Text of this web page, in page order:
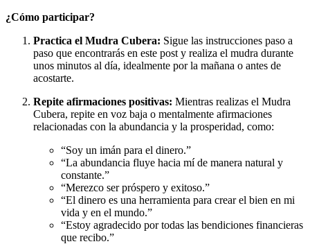
¿Cómo participar?
Practica el Mudra Cubera: Sigue las instrucciones paso a
paso que encontrarás en este post y realiza el mudra durante
unos minutos al día, idealmente por la mañana o antes de
acostarte.
Repite afirmaciones positivas: Mientras realizas el Mudra
Cubera, repite en voz baja o mentalmente afirmaciones
relacionadas con la abundancia y la prosperidad, como:
“Soy un imán para el dinero.”
“La abundancia fluye hacia mí de manera natural y
constante.”
“Merezco ser próspero y exitoso.”
“El dinero es una herramienta para crear el bien en mi
vida y en el mundo.”
“Estoy agradecido por todas las bendiciones financieras
que recibo.”